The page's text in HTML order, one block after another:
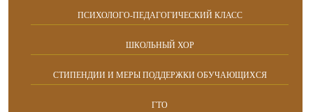
ПСИХОЛОГО-ПЕДАГОГИЧЕСКИЙ КЛАСС
ШКОЛЬНЫЙ ХОР
СТИПЕНДИИ И МЕРЫ ПОДДЕРЖКИ ОБУЧАЮЩИХСЯ
ГТО